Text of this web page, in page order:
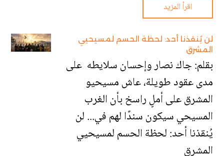
اقرأ المزيد
لن يُنقذنا أحد: لحظة الحسم لمسيحيي
المشرق
بقلم: جاك نصار وإحسان سلايطه على
مدى عقود طويلة، عاش مسيحيو
المشرق على أملٍ راسخ بأن الغرب
المسيحي سيكون سندًا لهم في... لن
يُنقذنا أحد: لحظة الحسم لمسيحيي
المشرق